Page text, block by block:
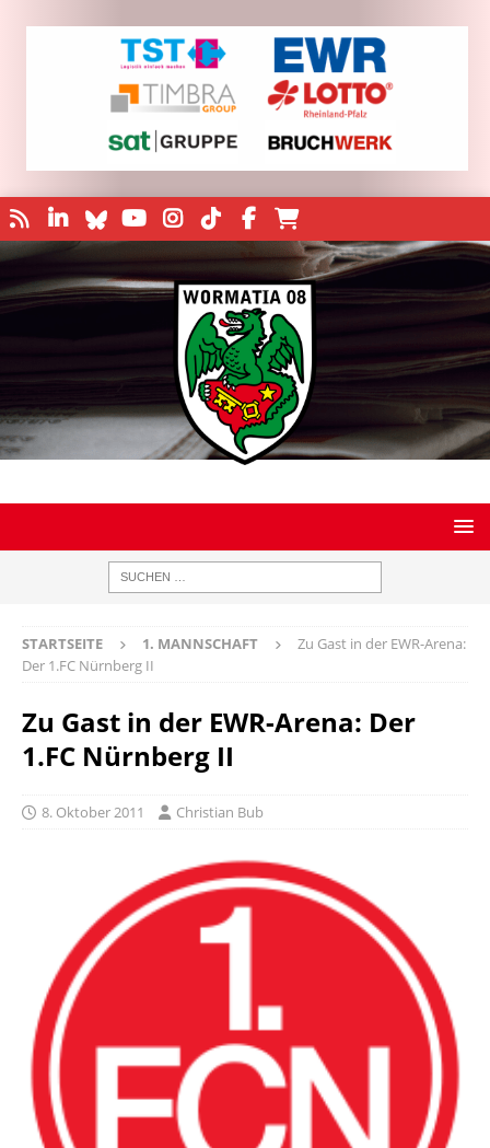
STARTSEITE 1. MANNSCHAFT
Zu Gast in der EWR-Arena:
Der 1.FC Nürnberg II
Zu Gast in der EWR-Arena: Der
1.FC Nürnberg II
8. Oktober 2011 Christian Bub